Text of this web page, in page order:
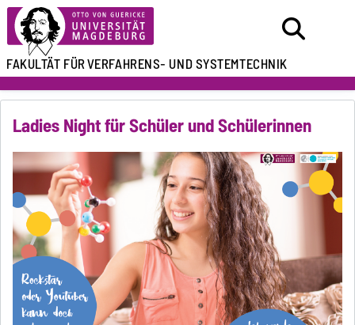
FAKULTÄT FÜRVERFAHRENS- UND SYSTEMTECHNIK
Ladies Night für Schüler und Schülerinnen